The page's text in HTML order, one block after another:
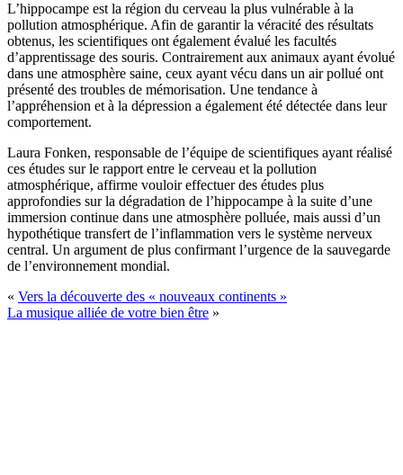
L’hippocampe est la région du cerveau la plus vulnérable à la
pollution atmosphérique. Afin de garantir la véracité des résultats
obtenus, les scientifiques ont également évalué les facultés
d’apprentissage des souris. Contrairement aux animaux ayant évolué
dans une atmosphère saine, ceux ayant vécu dans un air pollué ont
présenté des troubles de mémorisation. Une tendance à
l’appréhension et à la dépression a également été détectée dans leur
comportement.
Laura Fonken, responsable de l’équipe de scientifiques ayant réalisé
ces études sur le rapport entre le cerveau et la pollution
atmosphérique, affirme vouloir effectuer des études plus
approfondies sur la dégradation de l’hippocampe à la suite d’une
immersion continue dans une atmosphère polluée, mais aussi d’un
hypothétique transfert de l’inflammation vers le système nerveux
central. Un argument de plus confirmant l’urgence de la sauvegarde
de l’environnement mondial.
« Vers la découverte des « nouveaux continents »
La musique alliée de votre bien être »